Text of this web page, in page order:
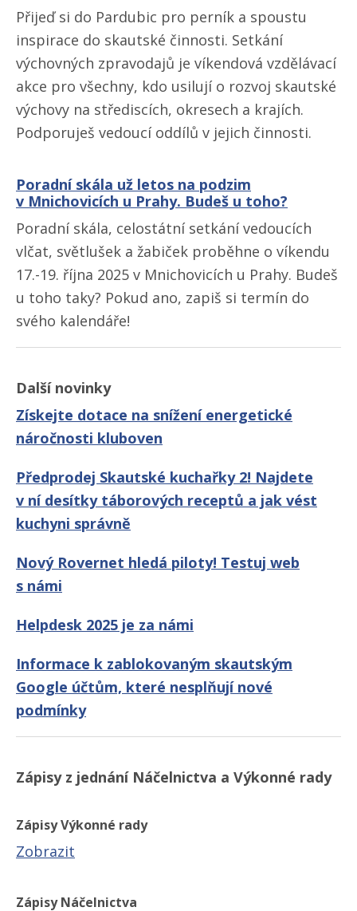
Přijeď si do Pardubic pro perník a spoustu
inspirace do skautské činnosti. Setkání
výchovných zpravodajů je víkendová vzdělávací
akce pro všechny, kdo usilují o rozvoj skautské
výchovy na střediscích, okresech a krajích.
Podporuješ vedoucí oddílů v jejich činnosti.
Poradní skála už letos na podzim
v Mnichovicích u Prahy. Budeš u toho?
Poradní skála, celostátní setkání vedoucích
vlčat, světlušek a žabiček proběhne o víkendu
17.-19. října 2025 v Mnichovicích u Prahy. Budeš
u toho taky? Pokud ano, zapiš si termín do
svého kalendáře!
Další novinky
Získejte dotace na snížení energetické
náročnosti kluboven
Předprodej Skautské kuchařky 2! Najdete
v ní desítky táborových receptů a jak vést
kuchyni správně
Nový Rovernet hledá piloty! Testuj web
s námi
Helpdesk 2025 je za námi
Informace k zablokovaným skautským
Google účtům, které nesplňují nové
podmínky
Zápisy z jednání Náčelnictva a Výkonné rady
Zápisy Výkonné rady
Zobrazit
Zápisy Náčelnictva